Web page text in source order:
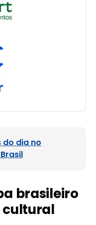
do dia no
brasileiro
cultural